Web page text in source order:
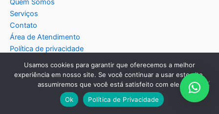
Quem Somos
Serviços
Contato
Área de Atendimento
Política de privacidade
Copyright © 2026 Americana Assistência Técnica
Usamos cookies para garantir que oferecemos a melhor
experiência em nosso site. Se você continuar a usar este site,
assumiremos que você está satisfeito com ele.
Ok
Política de Privacidade